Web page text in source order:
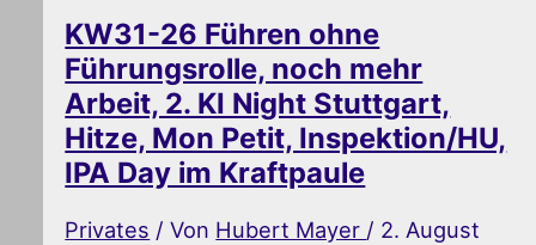
KW31-26 Führen ohne
Führungsrolle, noch mehr
Arbeit, 2. KI Night Stuttgart,
Hitze, Mon Petit, Inspektion/HU,
IPA Day im Kraftpaule
Privates / Von Hubert Mayer / 2. August